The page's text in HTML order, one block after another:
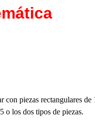
con piezas rectangulares
o los dos tipos de piezas.